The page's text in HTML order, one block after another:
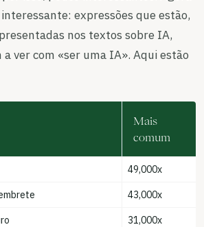
expressões que estão,
nos textos sobre IA,
ver com «ser uma IA». Aqui estão
Mais
comum
49,000x
43,000x
31,000x